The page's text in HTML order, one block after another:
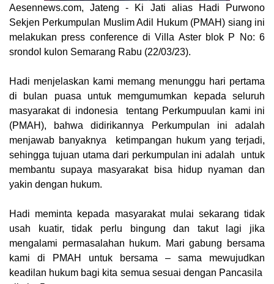
Aesennews.com, Jateng - Ki Jati alias Hadi Purwono
Sekjen Perkumpulan Muslim Adil Hukum (PMAH) siang ini
melakukan press conference di Villa Aster blok P No: 6
srondol kulon Semarang Rabu (22/03/23).
Hadi menjelaskan kami memang menunggu hari pertama
di bulan puasa untuk memgumumkan kepada seluruh
masyarakat di indonesia tentang Perkumpuulan kami ini
(PMAH), bahwa didirikannya Perkumpulan ini adalah
menjawab banyaknya ketimpangan hukum yang terjadi,
sehingga tujuan utama dari perkumpulan ini adalah untuk
membantu supaya masyarakat bisa hidup nyaman dan
yakin dengan hukum.
Hadi meminta kepada masyarakat mulai sekarang tidak
usah kuatir, tidak perlu bingung dan takut lagi jika
mengalami permasalahan hukum. Mari gabung bersama
kami di PMAH untuk bersama – sama mewujudkan
keadilan hukum bagi kita semua sesuai dengan Pancasila